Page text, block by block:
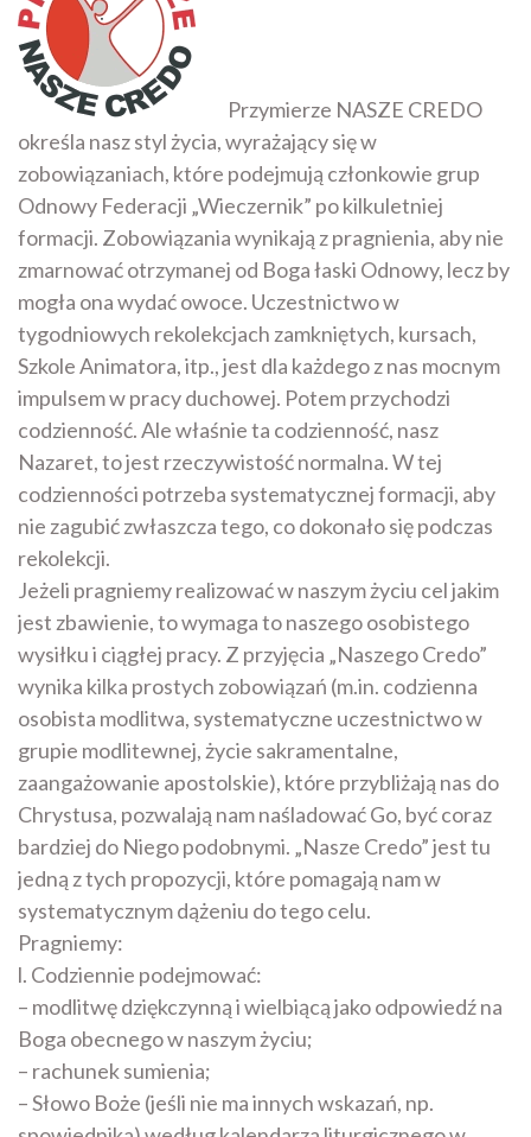
Przymierze NASZE CREDO
określa nasz styl życia, wyrażający się w
zobowiązaniach, które podejmują członkowie grup
Odnowy Federacji „Wieczernik” po kilkuletniej
formacji. Zobowiązania wynikają z pragnienia, aby nie
zmarnować otrzymanej od Boga łaski Odnowy, lecz by
mogła ona wydać owoce. Uczestnictwo w
tygodniowych rekolekcjach zamkniętych, kursach,
Szkole Animatora, itp., jest dla każdego z nas mocnym
impulsem w pracy duchowej. Potem przychodzi
codzienność. Ale właśnie ta codzienność, nasz
Nazaret, to jest rzeczywistość normalna. W tej
codzienności potrzeba systematycznej formacji, aby
nie zagubić zwłaszcza tego, co dokonało się podczas
rekolekcji.
Jeżeli pragniemy realizować w naszym życiu cel jakim
jest zbawienie, to wymaga to naszego osobistego
wysiłku i ciągłej pracy. Z przyjęcia „Naszego Credo”
wynika kilka prostych zobowiązań (m.in. codzienna
osobista modlitwa, systematyczne uczestnictwo w
grupie modlitewnej, życie sakramentalne,
zaangażowanie apostolskie), które przybliżają nas do
Chrystusa, pozwalają nam naśladować Go, być coraz
bardziej do Niego podobnymi. „Nasze Credo” jest tu
jedną z tych propozycji, które pomagają nam w
systematycznym dążeniu do tego celu.
Pragniemy:
l. Codziennie podejmować:
– modlitwę dziękczynną i wielbiącą jako odpowiedź na
Boga obecnego w naszym życiu;
– rachunek sumienia;
– Słowo Boże (jeśli nie ma innych wskazań, np.